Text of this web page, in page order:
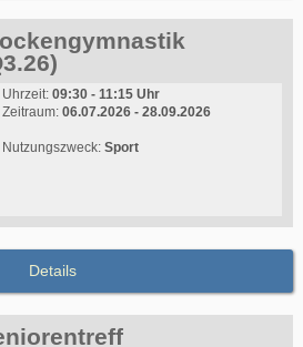
Uhrzeit: 09:30 - 11:15 Uhr
Zeitraum: 06.07.2026 - 28.09.2026
Nutzungszweck: Sport
Details